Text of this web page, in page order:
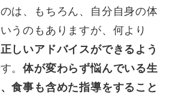
は、もちろん、自分自身の体
うのもありますが、何より
しいアドバイスができるよう
。体が変わらず悩んでいる生
食事も含めた指導をすること